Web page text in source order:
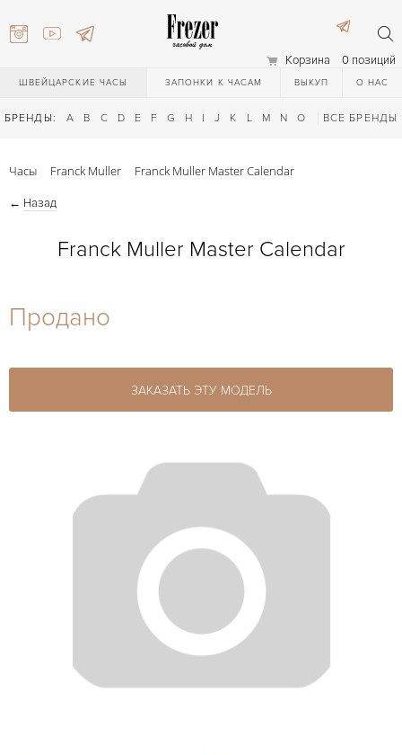
Корзина 0 позиций
ШВЕЙЦАРСКИЕ ЧАСЫ ЗАПОНКИ К ЧАСАМ ВЫКУП О НАС
БРЕНДЫ: A B C D E F G H I J K L M N O Q R S T
ВСЕ БРЕНДЫ
27-44
27-44
Часы Franck Muller Franck Muller Master Calendar
← Назад
Franck Muller Master Calendar
Продано
ЗАКАЗАТЬ ЭТУ МОДЕЛЬ